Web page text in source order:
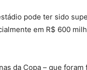
pode ter sido
em R$ 600
da Copa – que